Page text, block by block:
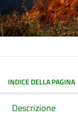
INDICE DELLA PAGINA
Descrizione